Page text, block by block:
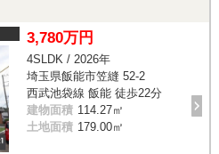
3,780万円
4SLDK / 2026年
埼玉県飯能市笠縫 52-2
西武池袋線 飯能 徒歩22分
建物面積 114.27㎡
土地面積 179.00㎡